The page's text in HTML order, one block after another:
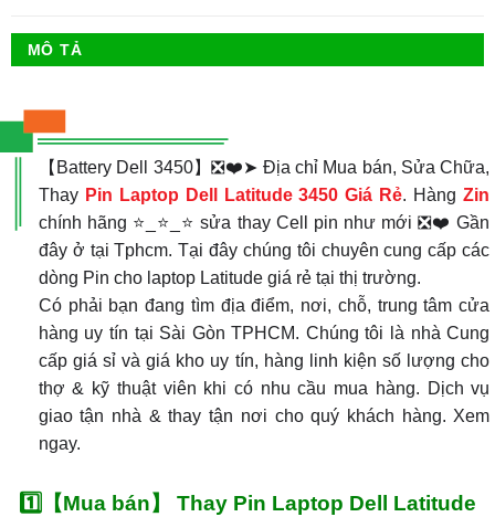
MÔ TẢ
【Battery Dell 3450】❎❤️➤ Địa chỉ Mua bán, Sửa Chữa,
ThayPin Laptop Dell Latitude 3450 Giá Rẻ. HàngZin
chính hãng ⭐_⭐_⭐ sửa thay Cell pin như mới ❎❤️ Gần
đây ở tại Tphcm. Tại đây chúng tôi chuyên cung cấp các
dòng Pin cho laptop Latitude giá rẻ tại thị trường.
Có phải bạn đang tìm địa điểm, nơi, chỗ, trung tâm cửa
hàng uy tín tại Sài Gòn TPHCM. Chúng tôi là nhà Cung
cấp giá sỉ và giá kho uy tín, hàng linh kiện số lượng cho
thợ & kỹ thuật viên khi có nhu cầu mua hàng. Dịch vụ
giao tận nhà & thay tận nơi cho quý khách hàng. Xem
ngay.
1️⃣【Mua bán】 Thay Pin Laptop Dell Latitude